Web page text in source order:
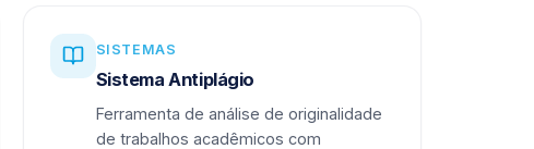
SISTEMAS
Sistema Antiplágio
Ferramenta de análise de originalidade
de trabalhos acadêmicos com